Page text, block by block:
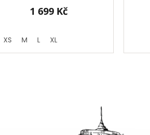
1 699 Kč
XS M L XL